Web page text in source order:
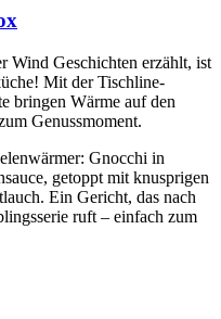
Wind Geschichten erzählt, ist
Mit der Tischline-
bringen Wärme auf den
Genussmoment.
Gnocchi in
getoppt mit knusprigen
Ein Gericht, das nach
ruft – einfach zum